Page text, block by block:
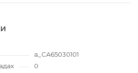
a_CA65030101
0